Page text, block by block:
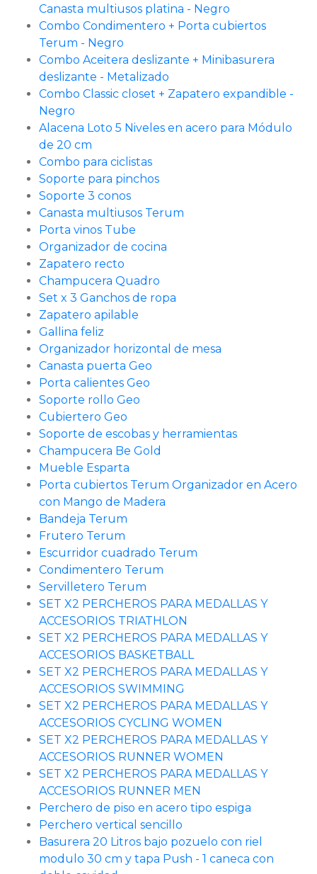
Canasta multiusos platina - Negro
Combo Condimentero + Porta cubiertos
Terum - Negro
Combo Aceitera deslizante + Minibasurera
deslizante - Metalizado
Combo Classic closet + Zapatero expandible -
Negro
Alacena Loto 5 Niveles en acero para Módulo
de 20 cm
Combo para ciclistas
Soporte para pinchos
Soporte 3 conos
Canasta multiusos Terum
Porta vinos Tube
Organizador de cocina
Zapatero recto
Champucera Quadro
Set x 3 Ganchos de ropa
Zapatero apilable
Gallina feliz
Organizador horizontal de mesa
Canasta puerta Geo
Porta calientes Geo
Soporte rollo Geo
Cubiertero Geo
Soporte de escobas y herramientas
Champucera Be Gold
Mueble Esparta
Porta cubiertos Terum Organizador en Acero
con Mango de Madera
Bandeja Terum
Frutero Terum
Escurridor cuadrado Terum
Condimentero Terum
Servilletero Terum
SET X2 PERCHEROS PARA MEDALLAS Y
ACCESORIOS TRIATHLON
SET X2 PERCHEROS PARA MEDALLAS Y
ACCESORIOS BASKETBALL
SET X2 PERCHEROS PARA MEDALLAS Y
ACCESORIOS SWIMMING
SET X2 PERCHEROS PARA MEDALLAS Y
ACCESORIOS CYCLING WOMEN
SET X2 PERCHEROS PARA MEDALLAS Y
ACCESORIOS RUNNER WOMEN
SET X2 PERCHEROS PARA MEDALLAS Y
ACCESORIOS RUNNER MEN
Perchero de piso en acero tipo espiga
Perchero vertical sencillo
Basurera 20 Litros bajo pozuelo con riel
modulo 30 cm y tapa Push - 1 caneca con